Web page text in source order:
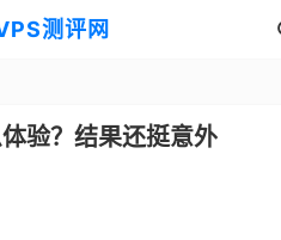
测评网
验？结果还挺意外